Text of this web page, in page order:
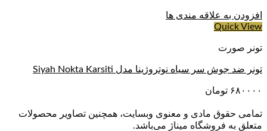
افزودن به علاقه مندی ها
Quick View
تونر صورت
تونر ضد جوش سر سیاه نوتروژینا مدل Siyah Nokta Karsiti
۶۸۰۰۰۰ تومان
تمامی حقوق مادی و معنوی وبسایت، همچنین تصاویر محصولات
متعلق به فروشگاه میناژ می‌باشد.